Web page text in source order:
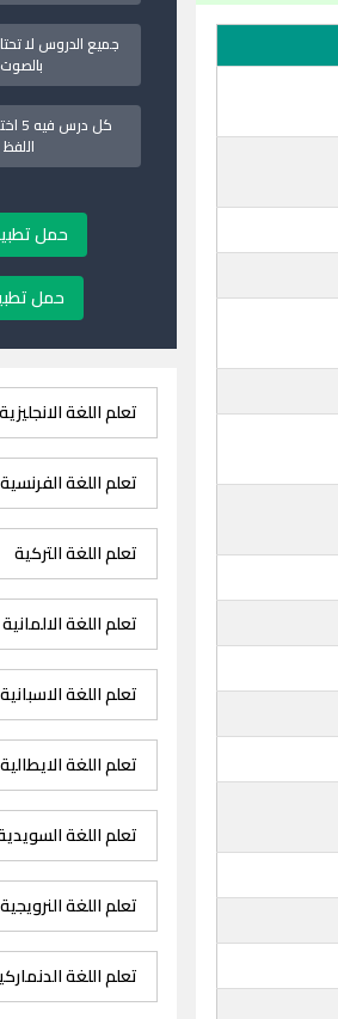
جميع الدروس لا
كل
حمل
حمل
تعلم اللغة الانجليزية
تعلم اللغة الفرنسية
تعلم اللغة التركية
تعلم اللغة الالمانية
تعلم اللغة الاسبانية
تعلم اللغة الايطالية
تعلم اللغة
تعلم اللغة النرويجية
تعلم اللغة